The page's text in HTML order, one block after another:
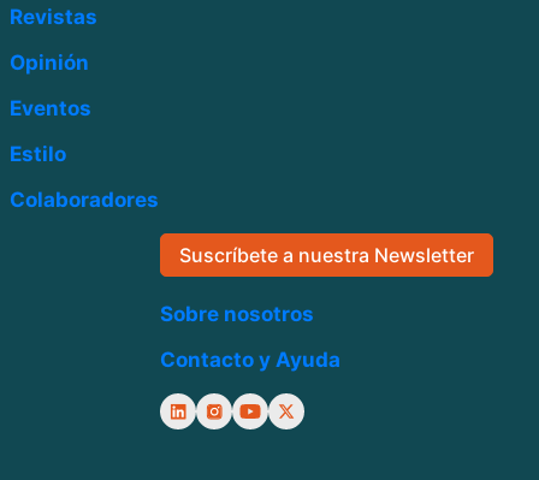
Revistas
Opinión
Eventos
Estilo
Colaboradores
Suscríbete a nuestra Newsletter
Sobre nosotros
Contacto y Ayuda